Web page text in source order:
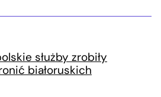
służby zrobiły
białoruskich